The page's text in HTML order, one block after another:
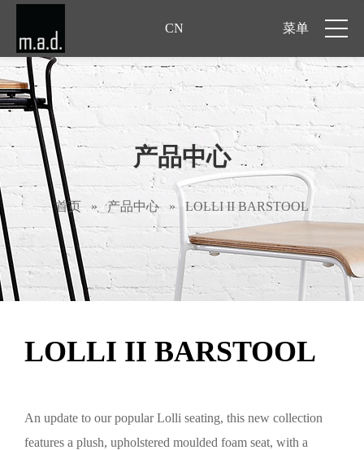
CN 菜单
产品中心
首页 » 产品中心 » LOLLI II BARSTOOL
LOLLI II BARSTOOL
An update to our popular Lolli seating, this new collection
features a plush, upholstered moulded foam seat, with a